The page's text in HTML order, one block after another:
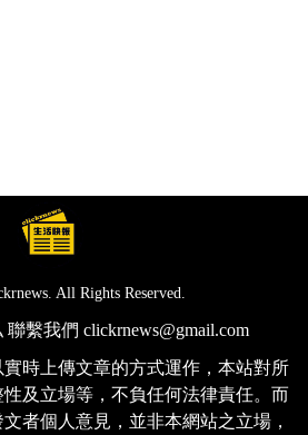
All Rights Reserved.
聯繫我們 clickrnews@gmail.com
時上傳文章的方式運作，本站對所
及立場等，不負任何法律責任。而
者個人意見，並非本網站之立場，